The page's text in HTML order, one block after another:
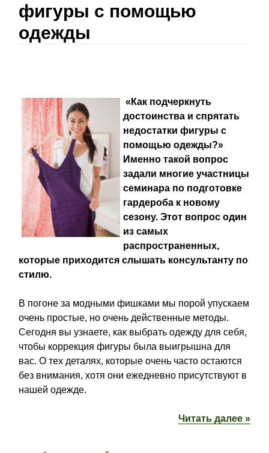
фигуры с помощью
одежды
«Как подчеркнуть
достоинства и спрятать
недостатки фигуры с
помощью одежды?»
Именно такой вопрос
задали многие участницы
семинара по подготовке
гардероба к новому
сезону. Этот вопрос один
из самых
распространенных,
которые приходится слышать консультанту по
стилю.
В погоне за модными фишками мы порой упускаем
очень простые, но очень действенные методы.
Сегодня вы узнаете, как выбрать одежду для себя,
чтобы коррекция фигуры была выигрышна для
вас. О тех деталях, которые очень часто остаются
без внимания, хотя они ежедневно присутствуют в
нашей одежде.
Читать далее »